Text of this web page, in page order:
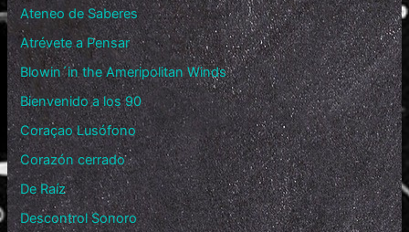
Ateneo de Saberes
Atrévete a Pensar
Blowin´in the Ameripolitan Winds
Bienvenido a los 90
Coraçao Lusófono
Corazón cerrado
De Raíz
Descontrol Sonoro